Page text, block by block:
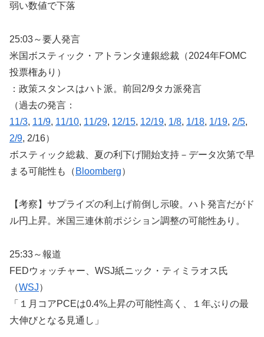
弱い数値で下落
25:03～要人発言
米国ボスティック・アトランタ連銀総裁（2024年FOMC
投票権あり）
：政策スタンスはハト派。前回2/9タカ派発言
（過去の発言：
11/3, 11/9, 11/10, 11/29, 12/15, 12/19, 1/8, 1/18, 1/19, 2/5,
2/9, 2/16）
ボスティック総裁、夏の利下げ開始支持－データ次第で早
まる可能性も（ Bloomberg）
【考察】サプライズの利上げ前倒し示唆。ハト発言だがド
ル円上昇。米国三連休前ポジション調整の可能性あり。
25:33～報道
FEDウォッチャー、WSJ紙ニック・ティミラオス氏
（WSJ）
「１月コアPCEは0.4%上昇の可能性高く、１年ぶりの最
大伸びとなる見通し」